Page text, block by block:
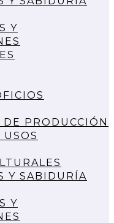
Y
PRODUCCIÓN
Y SABIDURÍA
Y